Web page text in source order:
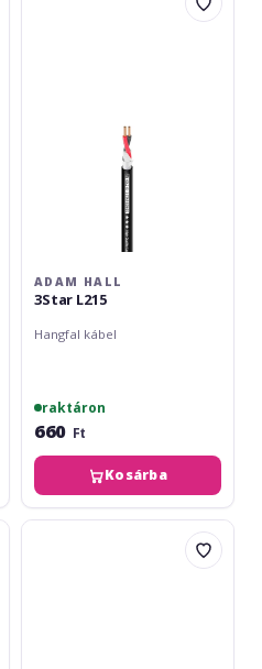
ADAM HALL
3Star L215
Hangfal kábel
raktáron
660 Ft
Kosárba
Monacor